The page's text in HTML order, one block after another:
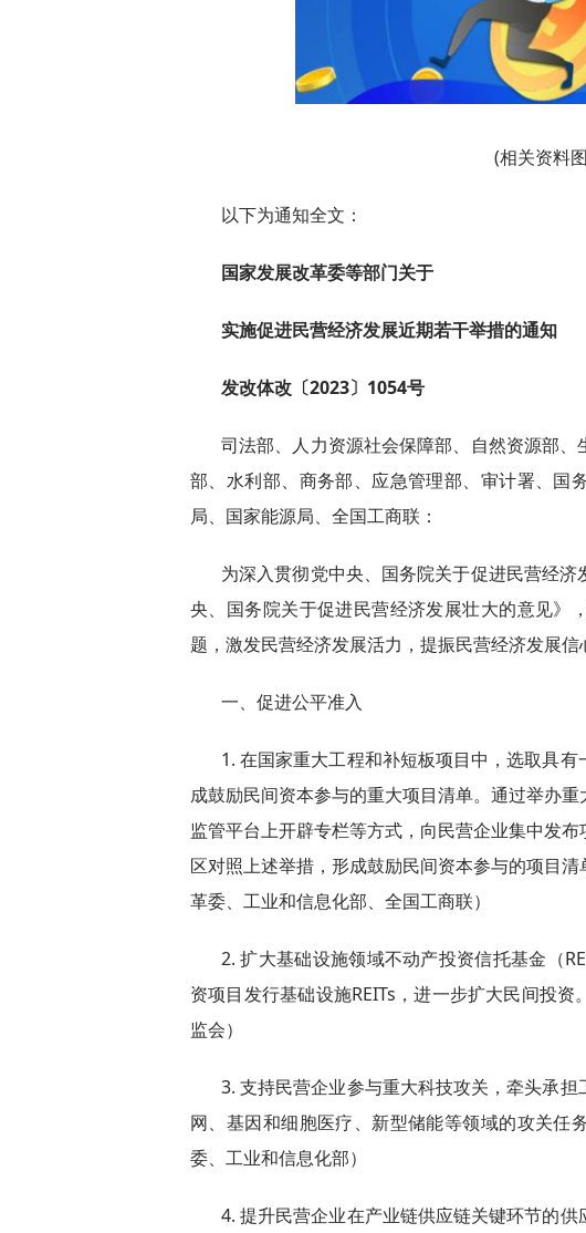
(相关资料
以下为通知全文：
国家发展改革委等部门关于
实施促进民营经济发展近期若干举措的通知
发改体改〔2023〕1054号
司法部、人力资源社会保障部、自然资源部
部、水利部、商务部、应急管理部、审计署、国
局、国家能源局、全国工商联：
为深入贯彻党中央、国务院关于促进民营经
央、国务院关于促进民营经济发展壮大的意见》
题，激发民营经济发展活力，提振民营经济发展信
一、促进公平准入
1. 在国家重大工程和补短板项目中，选取具
成鼓励民间资本参与的重大项目清单。通过举办
监管平台上开辟专栏等方式，向民营企业集中发
区对照上述举措，形成鼓励民间资本参与的项目
革委、工业和信息化部、全国工商联）
2. 扩大基础设施领域不动产投资信托基金（
资项目发行基础设施REITs，进一步扩大民间投
监会）
3. 支持民营企业参与重大科技攻关，牵头承
网、基因和细胞医疗、新型储能等领域的攻关任
委、工业和信息化部）
4. 提升民营企业在产业链供应链关键环节的